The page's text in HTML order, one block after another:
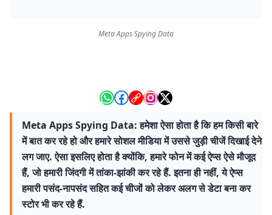
Meta Apps Spying Data
Meta Apps Spying Data: हमेशा ऐसा होता है कि हम किसी बारे
में बात कर रहे हो और हमारे सोशल मीडिया में उससे जुड़ी चीजें दिखाई देने
लग जाए. ऐसा इसलिए होता है क्योंकि, हमारे फोन में कई ऐप्स ऐसे मौजूद
हैं, जो हमारी जिंदगी में तांका-झांकी कर रहे हैं. इतना ही नहीं, ये ऐप्स
हमारी पसंद-नापसंद सहित कई चीजों को लेकर अलग से डेटा बना कर
स्टोर भी कर रहे हैं.